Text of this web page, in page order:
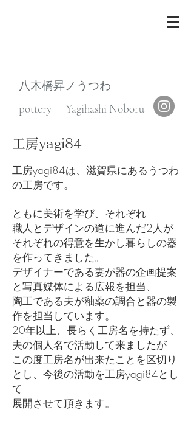
八木橋昇ノうつわ
pottery Yagihashi Noboru
工房yagi84
工房yagi84は、滋賀県にあるうつわ
の工房です。
ともに美術を学び、それぞれ
職人とデザインの道に進んだ2人が
それぞれの得意を生かし暮らしの器
を作ってきました。
デザイナーである妻が器の企画提案
と写真媒体による広報を担当、
陶工である夫が釉薬の調合と器の製
作を担当しています。
20年以上、長らく工房名を持たず、
夫の個人名で活動して来ましたが
この度工房名が出来たことを区切り
とし、今後の活動を工房yagi84とし
て
展開させて頂きます。